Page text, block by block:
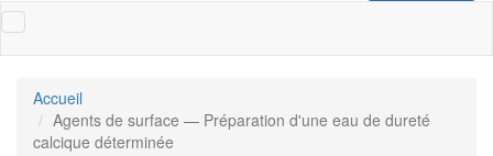
Toggle
navigation
Accueil
Agents de surface — Préparation d'une eau de dureté
calcique déterminée